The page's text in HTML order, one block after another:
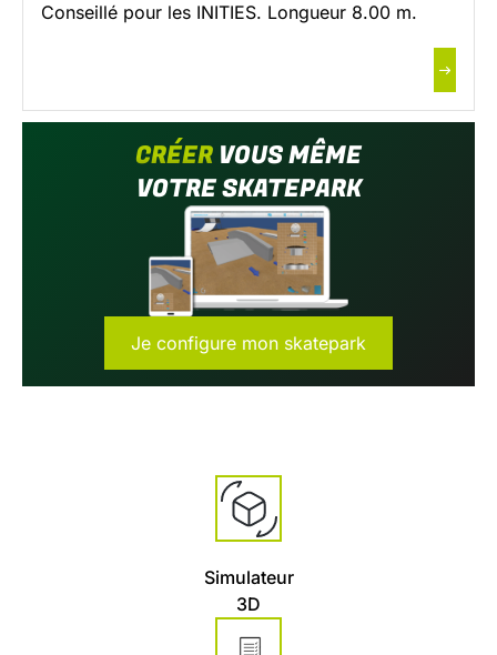
Conseillé pour les INITIES. Longueur 8.00 m.
CRÉER VOUS MÊME
VOTRE SKATEPARK
Je configure mon skatepark
Simulateur
3D